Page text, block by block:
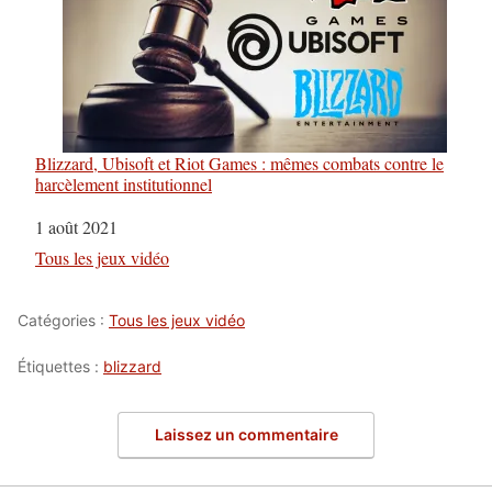
Blizzard, Ubisoft et Riot Games : mêmes combats contre le
harcèlement institutionnel
Date
1 août 2021
Par rapport à
Tous les jeux vidéo
Catégories : Tous les jeux vidéo
Étiquettes : blizzard
Laissez un commentaire